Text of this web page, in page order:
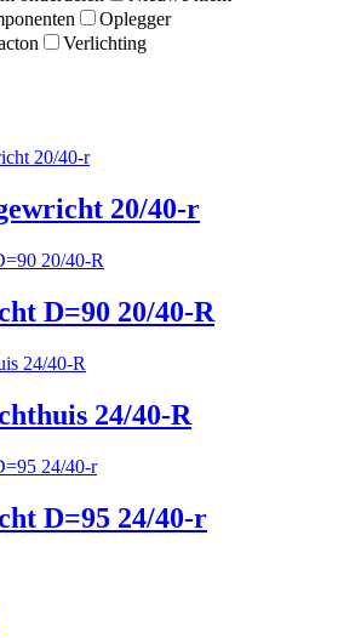
Oplegger
Verlichting
20/40-r
D=90 20/40-R
24/40-R
D=95 24/40-r